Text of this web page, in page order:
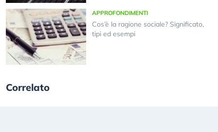
APPROFONDIMENTI
Cos’è la ragione sociale? Significato,
tipi ed esempi
Correlato